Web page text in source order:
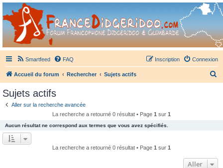
France Didgeridoo
Didgeridoo et Guimbarde sur France Didgeridoo - retrouvez la communauté.
Smartfeed FAQ Connexion
Inscription
Accueil du forum Rechercher Sujets actifs
h
Sujets actifs
Aller sur la recherche avancée
La recherche a retourné 0 résultat • Page 1 sur 1
Aucun résultat ne correspond aux termes que vous avez spécifiés.
La recherche a retourné 0 résultat • Page 1 sur 1
Aller